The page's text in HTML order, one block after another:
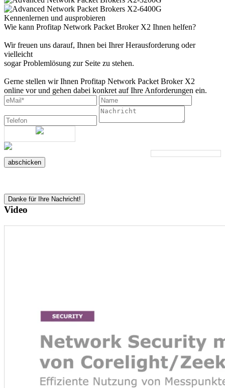
Kennenlernen und ausprobieren
Wie kann Profitap Network Packet Broker X2 Ihnen helfen?
Wir freuen uns darauf, Ihnen bei Ihrer Herausforderung oder
vielleicht
sogar Problemlösung zur Seite zu stehen.
Gerne stellen wir Ihnen Profitap Network Packet Broker X2
online vor und gehen dabei konkret auf Ihre Anforderungen ein.
abschicken
Danke für Ihre Nachricht!
Video